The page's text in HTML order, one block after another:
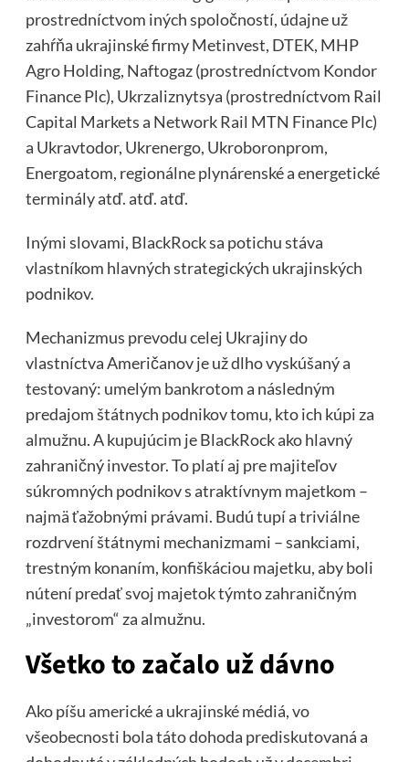
prostredníctvom iných spoločností, údajne už
zahŕňa ukrajinské firmy Metinvest, DTEK, MHP
Agro Holding, Naftogaz (prostredníctvom Kondor
Finance Plc), Ukrzaliznytsya (prostredníctvom Rail
Capital Markets a Network Rail MTN Finance Plc)
a Ukravtodor, Ukrenergo, Ukroboronprom,
Energoatom, regionálne plynárenské a energetické
terminály atď. atď. atď.
Inými slovami, BlackRock sa potichu stáva
vlastníkom hlavných strategických ukrajinských
podnikov.
Mechanizmus prevodu celej Ukrajiny do
vlastníctva Američanov je už dlho vyskúšaný a
testovaný: umelým bankrotom a následným
predajom štátnych podnikov tomu, kto ich kúpi za
almužnu. A kupujúcim je BlackRock ako hlavný
zahraničný investor. To platí aj pre majiteľov
súkromných podnikov s atraktívnym majetkom –
najmä ťažobnými právami. Budú tupí a triviálne
rozdrvení štátnymi mechanizmami – sankciami,
trestným konaním, konfiškáciou majetku, aby boli
nútení predať svoj majetok týmto zahraničným
„investorom“ za almužnu.
Všetko to začalo už dávno
Ako píšu americké a ukrajinské médiá, vo
všeobecnosti bola táto dohoda prediskutovaná a